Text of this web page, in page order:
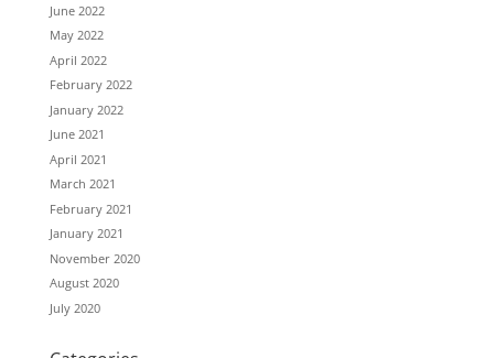
June 2022
May 2022
April 2022
February 2022
January 2022
June 2021
April 2021
March 2021
February 2021
January 2021
November 2020
August 2020
July 2020